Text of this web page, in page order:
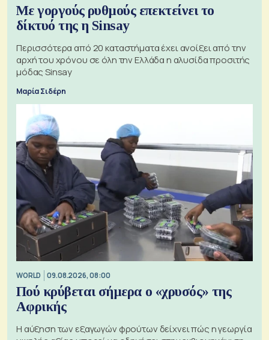
Με γοργούς ρυθμούς επεκτείνει το
δίκτυό της η Sinsay
Περισσότερα από 20 καταστήματα έχει ανοίξει από την
αρχή του χρόνου σε όλη την Ελλάδα η αλυσίδα προσιτής
μόδας Sinsay
Μαρία Σιδέρη
WORLD 09.08.2026, 08:00
Πού κρύβεται σήμερα ο «χρυσός» της
Αφρικής
Η αύξηση των εξαγωγών φρούτων δείχνει πώς η γεωργία